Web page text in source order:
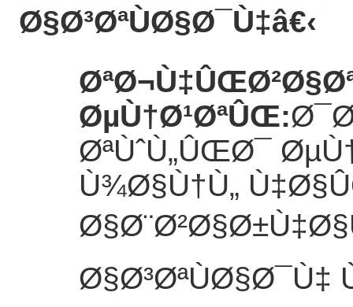
Ø§Ø³ØªÙØ§Ø¯Ù‡â€‹
ØµÙ†Ø¹ØªÛŒ:
ØªÙˆÙ„ÛŒØ¯
Ù¾Ø§Ù†Ù„